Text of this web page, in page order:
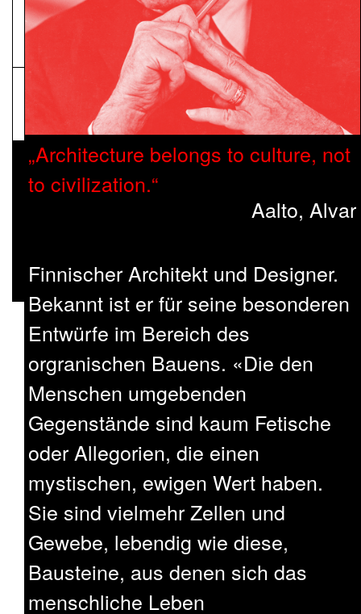
Architecture belongs to culture, not
to civilization.
Aalto, Alvar
Finnischer Architekt und Designer.
Bekannt ist er für seine besonderen
Entwürfe im Bereich des
orgranischen Bauens. «Die den
Menschen umgebenden
Gegenstände sind kaum Fetische
oder Allegorien, die einen
mystischen, ewigen Wert haben.
Sie sind vielmehr Zellen und
Gewebe, lebendig wie diese,
Bausteine, aus denen sich das
menschliche Leben
NEWSLETTER
Pressematerial